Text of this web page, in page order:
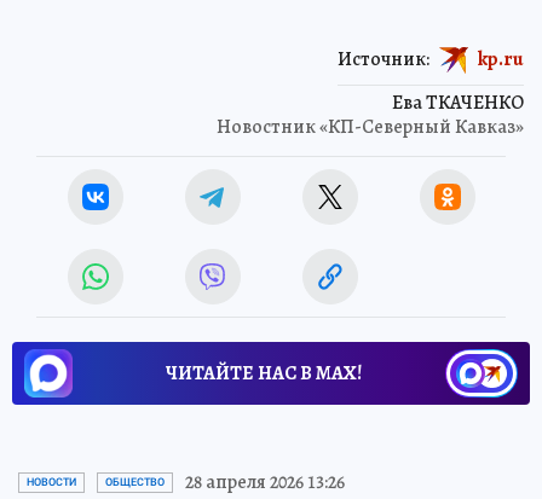
Ева ТКАЧЕНКО
Новостник «КП-Северный Кавказ»
Источник: kp.ru
ЧИТАЙТЕ НАС В МАХ!
НОВОСТИ ОБЩЕСТВО 28 апреля 2026 13:26